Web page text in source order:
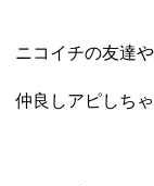
ニコイチの友達
仲良しアピしちゃ